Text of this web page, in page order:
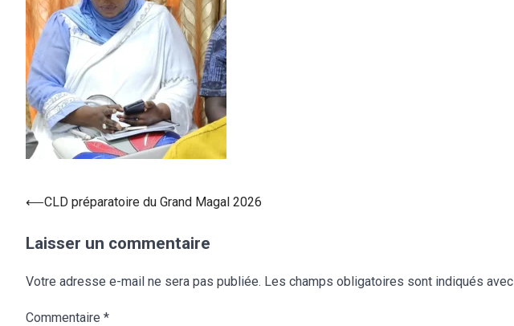
⟵CLD préparatoire du Grand Magal 2026
Laisser un commentaire
Votre adresse e-mail ne sera pas publiée. Les champs obligatoires sont indiqués avec
Commentaire *